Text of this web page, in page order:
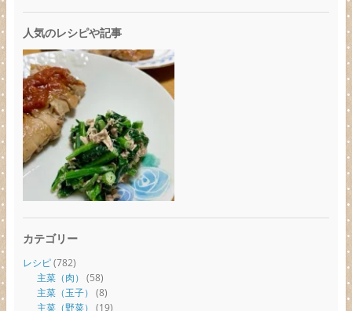
人気のレシピや記事
カテゴリー
レシピ(782)
主菜（肉） (58)
主菜（玉子） (8)
主菜（野菜） (19)